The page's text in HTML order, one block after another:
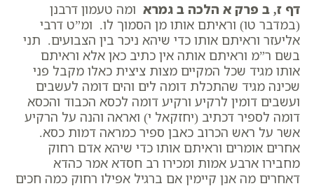
דף ז, ב פרק א הלכה ב גמרא ומה טעמון דרבנן
(במדבר טו) וראיתם אותו מן הסמוך לו. ומ”ט דרבי
אליעזר וראיתם אותו כדי שיהא ניכר בין הצבועים. תני
בשם ר”מ וראיתם אותה אין כתיב כאן אלא וראיתם
אותו מגיד שכל המקיים מצות ציצית כאלו מקבל פני
שכינה מגיד שהתכלת דומה לים והים דומה לעשבים
ועשבים דומין לרקיע ורקיע דומה לכסא הכבוד והכסא
דומה לספיר דכתיב (יחזקאל י) ואראה והנה על הרקיע
אשר על ראש הכרוב כאבן ספיר כמראה דמות כסא.
אחרים אומרים וראיתם אותו כדי שיהא אדם רחוק
מחבירו ארבע אמות ומכירו רב חסדא אמר כהדא
דאחרים מה אנן קיימין אם ברגיל אפילו רחוק כמה חכים